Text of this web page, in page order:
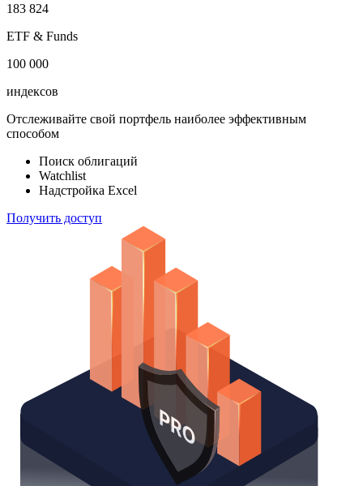
183 824
ETF & Funds
100 000
индексов
Отслеживайте свой портфель наиболее эффективным
способом
Поиск облигаций
Watchlist
Надстройка Excel
Получить доступ